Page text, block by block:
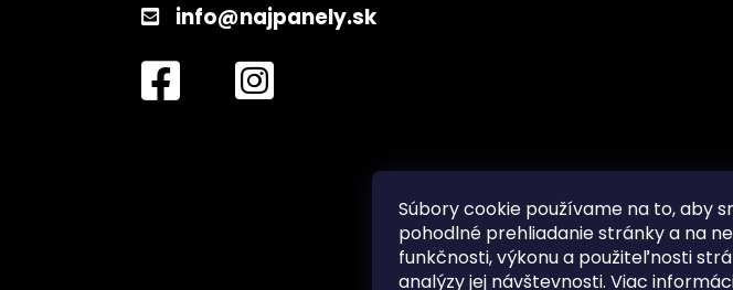
Súbory cookie používame na to, aby
pohodlné prehliadanie stránky a na
funkčnosti, výkonu a použiteľnosti
analýzy jej návštevnosti. Viac
info@najpanely.sk